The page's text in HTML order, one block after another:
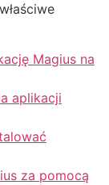
Magius na
aplikacji
za pomocą